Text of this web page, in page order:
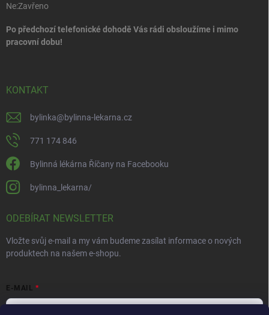
Ne:Zavřeno
Po předchozí telefonické dohodě Vás rádi obsloužíme i mimo
pracovní dobu!
KONTAKT
bylinka@bylinna-lekarna.cz
771 174 846
Bylinná lékárna Říčany na Facebooku
bylinna_lekarna/
ODEBÍRAT NEWSLETTER
Vložte svůj e-mail a my vám budeme zasílat informace o nových
produktech na našem e-shopu.
E-MAIL